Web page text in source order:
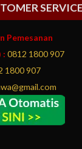
SERVICE
Pemesanan
: 0812 1800 907
1800 907